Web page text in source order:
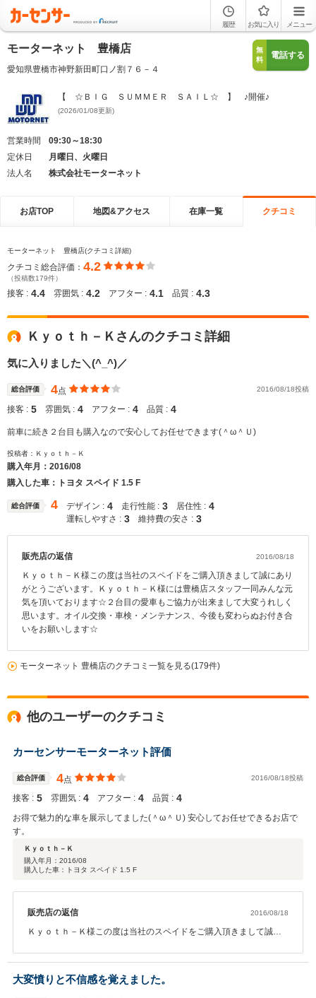
履歴 お気に入り メニュー
モーターネット 豊橋店
愛知県豊橋市神野新田町口ノ割７６－４
無
料
電話する
【 ☆ＢＩＧ ＳＵＭＭＥＲ ＳＡＩＬ☆ 】 ♪開催♪
(2026/01/08更新)
営業時間
09:30～18:30
定休日
月曜日、火曜日
法人名
株式会社モーターネット
お店TOP 地図&アクセス 在庫一覧 クチコミ
モーターネット 豊橋店(クチコミ詳細)
クチコミ総合評価： 4.2
（投稿数179件）
接客 : 4.4 雰囲気 : 4.2 アフター : 4.1 品質 : 4.3
Ｋｙｏｔｈ－Ｋさんのクチコミ詳細
気に入りました＼(^_^)／
総合評価 4点 2016/08/18投稿
接客 : 5 雰囲気 : 4 アフター : 4 品質 : 4
前車に続き２台目も購入なので安心してお任せできます(＾ω＾Ｕ)
投稿者：Ｋｙｏｔｈ－Ｋ
購入年月： 2016/08
購入した車：トヨタ スペイド 1.5 F
総合評価 4 デザイン : 4 走行性能 : 3 居住性 : 4
運転しやすさ : 3 維持費の安さ : 3
販売店の返信 2016/08/18
Ｋｙｏｔｈ－Ｋ様この度は当社のスペイドをご購入頂きまして誠にあり
がとうございます。Ｋｙｏｔｈ－Ｋ様には豊橋店スタッフ一同みんな元
気を頂いております☆２台目の愛車もご協力が出来まして大変うれしく
思います。オイル交換・車検・メンテナンス、今後も変わらぬお付き合
いをお願いします☆
モーターネット 豊橋店のクチコミ一覧を見る(179件)
他のユーザーのクチコミ
カーセンサーモーターネット評価
総合評価 4点 2016/08/18投稿
接客 : 5 雰囲気 : 4 アフター : 4 品質 : 4
お得で魅力的な車を展示してました(＾ω＾Ｕ) 安心してお任せできるお店で
す。
Ｋｙｏｔｈ－Ｋ
購入年月： 2016/08
購入した車：トヨタ スペイド 1.5 F
販売店の返信 2016/08/18
Ｋｙｏｔｈ－Ｋ様この度は当社のスペイドをご購入頂きまして誠に
大変うれしく思います。オイル交換・車検・メンテナンス、今後も
変わらぬお付き合いをお願いします(^^)/
大変憤りと不信感を覚えました。